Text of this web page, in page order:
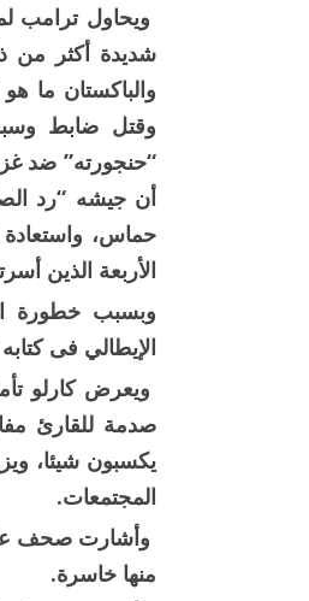
ويحاول ترامب
شديدة أكثر من
والباكستان ما
وقتل ضابط
“حنجورته” ضد
أن جيشه “رد
حماس،
الأربعة الذين
وبسبب خطورة
الإيطالي فى
ويعرض كارلو
صدمة للقارئ
يكسبون شيئا،
المجتمعات.
وأشارت صحف
منها خاسرة.